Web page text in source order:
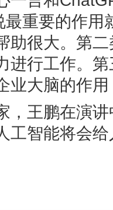
重要的作用
助很大。第
进行工作。
业大脑的作
，王鹏在演
工智能将会